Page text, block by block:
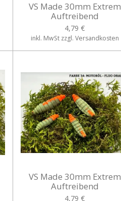
VS Made 30mm Extrem
Auftreibend
4,79 €
inkl. MwSt zzgl. Versandkosten
VS Made 30mm Extrem
Auftreibend
4,79 €